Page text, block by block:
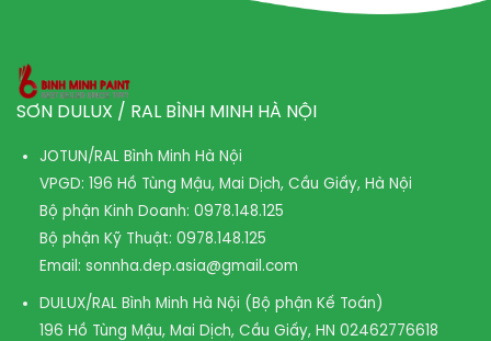
SƠN DULUX / RAL BÌNH MINH HÀ NỘI
JOTUN/RAL Bình Minh Hà Nội
VPGD: 196 Hồ Tùng Mậu, Mai Dịch, Cầu Giấy, Hà Nội
Bộ phận Kinh Doanh: 0978.148.125
Bộ phận Kỹ Thuật: 0978.148.125
Email: sonnha.dep.asia@gmail.com
DULUX/RAL Bình Minh Hà Nội (Bộ phận Kế Toán)
196 Hồ Tùng Mậu, Mai Dịch, Cầu Giấy, HN 02462776618